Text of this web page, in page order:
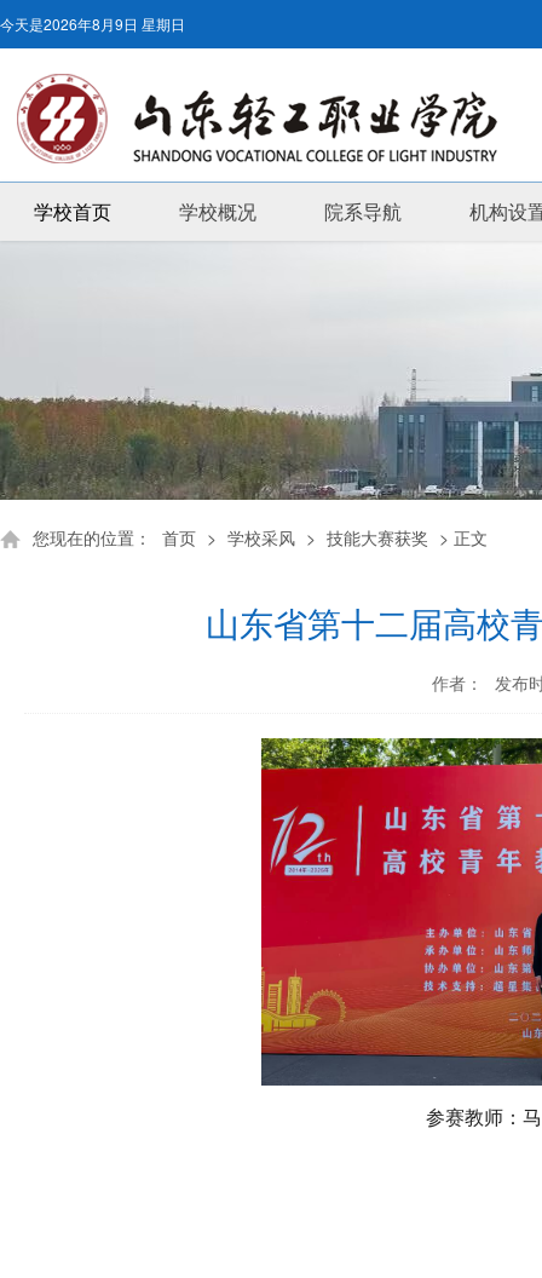
今天是2026年8月9日 星期日
学校首页 学校概况 院系导航 机构设
您现在的位置： 首页 > 学校采风 > 技能大赛获奖 > 正文
深化产教融
山东省第十二届高校
作者： 发布
参赛教师：